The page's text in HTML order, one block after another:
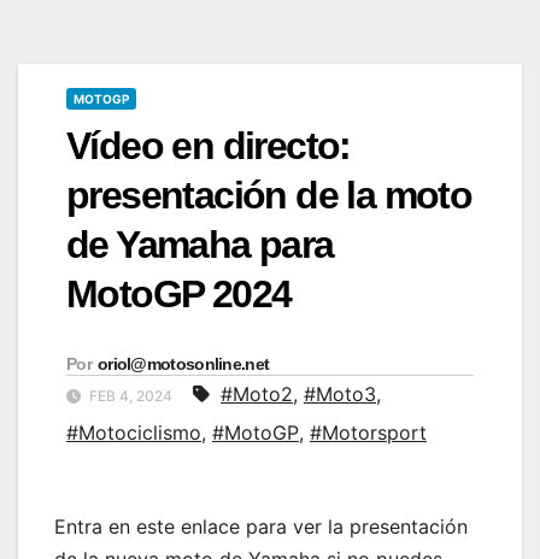
MOTOGP
Vídeo en directo:
presentación de la moto
de Yamaha para
MotoGP 2024
Por oriol@motosonline.net
FEB 4, 2024 #Moto2, #Moto3,
#Motociclismo, #MotoGP, #Motorsport
Entra en este enlace para ver la presentación